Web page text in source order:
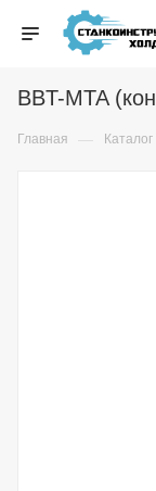
BBT-MTA
Главная — Каталог